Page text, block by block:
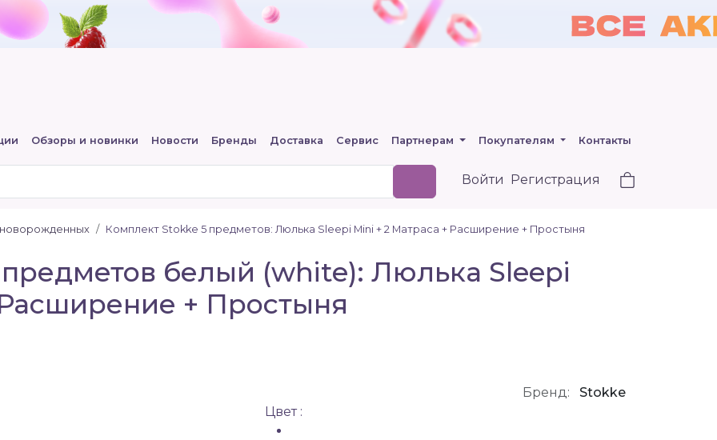
Обзоры и новинки Новости Бренды Доставка Сервис Партнерам Покупателям Контакты
Войти Регистрация
Комплект Stokke 5 предметов: Люлька Sleepi Mini + 2 Матраса + Расширение + Простыня
белый (white): Люлька Sleepi
+ Простыня
Бренд:
Stokke
Цвет :